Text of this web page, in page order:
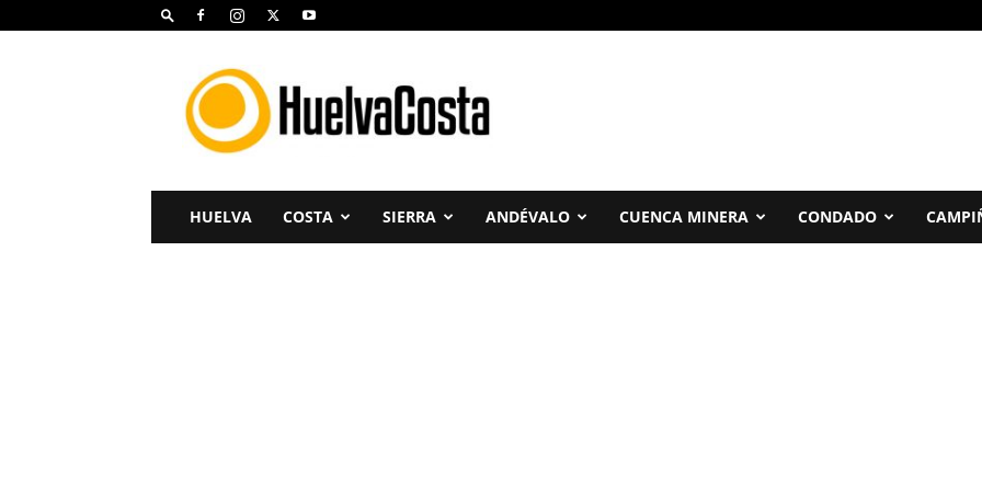
Huelva
Costa
HUELVA COSTA SIERRA ANDÉVALO CUENCA MINERA CONDADO